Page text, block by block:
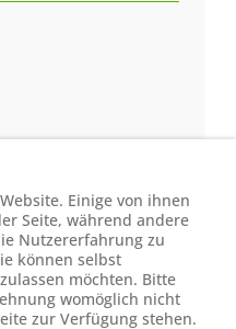
Einige von ihnen
Seite, während andere
Nutzererfahrung zu
können selbst
möchten. Bitte
womöglich nicht
zur Verfügung stehen.